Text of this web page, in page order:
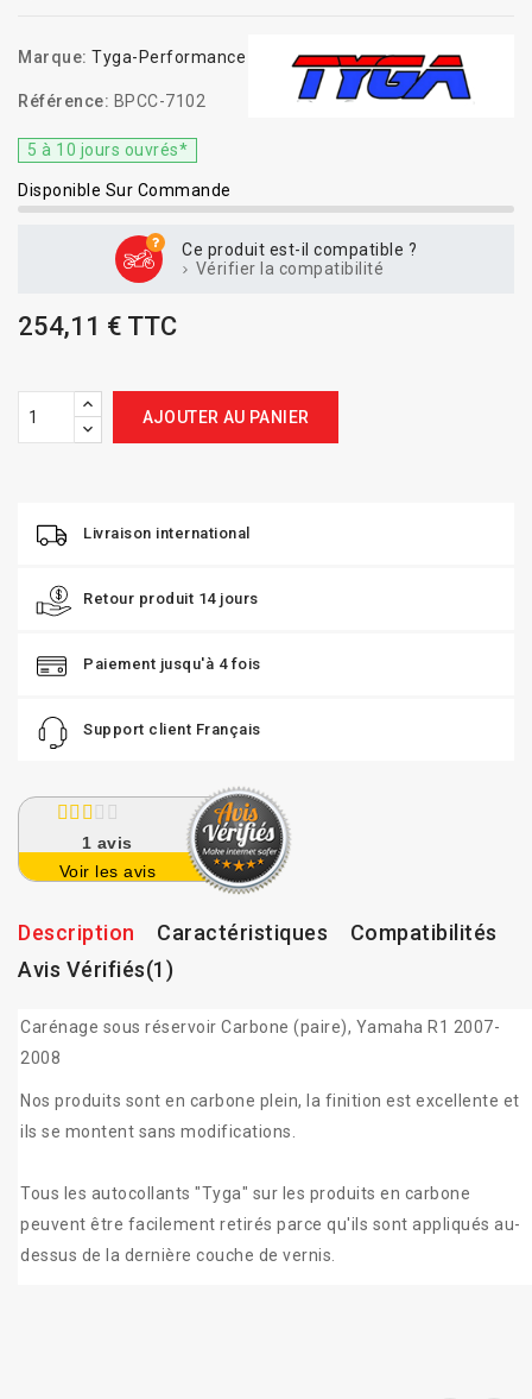
Marque: Tyga-Performance
Référence: BPCC-7102
5 à 10 jours ouvrés*
Disponible Sur Commande
Ce produit est-il compatible ?
Vérifier la compatibilité
254,11 € TTC
AJOUTER AU PANIER
Livraison international
Retour produit 14 jours
Paiement jusqu'à 4 fois
Support client Français
1 avis
Voir les avis
Description Caractéristiques
Compatibilités
Avis Vérifiés(1)
Carénage sous réservoir Carbone (paire), Yamaha R1 2007-
2008
Nos produits sont en carbone plein, la finition est excellente et
ils se montent sans modifications.
Tous les autocollants "Tyga" sur les produits en carbone
peuvent être facilement retirés parce qu'ils sont appliqués au-
dessus de la dernière couche de vernis.